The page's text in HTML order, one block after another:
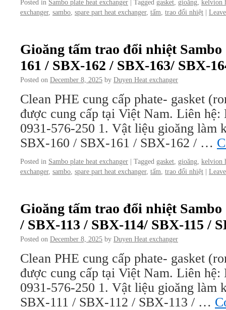
Posted in Sambo plate heat exchanger | Tagged gasket gioăng kelvion
exchanger, sambo spare part heat exchanger, tấm trao đổi nhiệt |
Gioăng tấm trao đổi nhiệt Sambo
161 / SBX-162 / SBX-163/ SBX-
Posted on December 8, 2025 by Duyen Heat exchanger
Clean PHE cung cấp phate- gasket
được cung cấp tại Việt Nam. Liên hệ:
0931-576-250 1. Vật liệu gioăng làm
SBX-160 / SBX-161 / SBX-162 / …
Posted in Sambo plate heat exchanger | Tagged gasket gioăng kelvion
exchanger, sambo spare part heat exchanger, tấm trao đổi nhiệt |
Gioăng tấm trao đổi nhiệt Sambo
/ SBX-113 / SBX-114/ SBX-115 /
Posted on December 8, 2025 by Duyen Heat exchanger
Clean PHE cung cấp phate- gasket
được cung cấp tại Việt Nam. Liên hệ:
0931-576-250 1. Vật liệu gioăng làm
SBX-111 / SBX-112 / SBX-113 / …